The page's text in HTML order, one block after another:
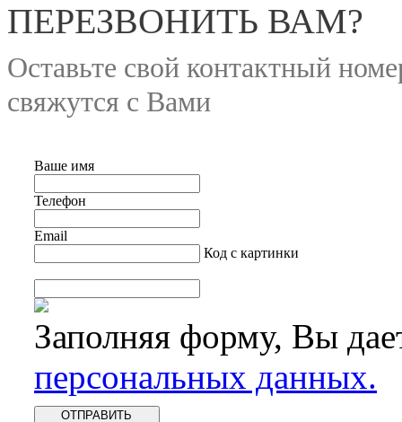
ПЕРЕЗВОНИТЬ ВАМ?
Оставьте свой контактный
свяжутся с Вами
Ваше имя
Телефон
Email
Код с картинки
Заполняя форму, Вы
персональных данных.